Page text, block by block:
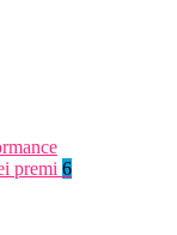
premi 6